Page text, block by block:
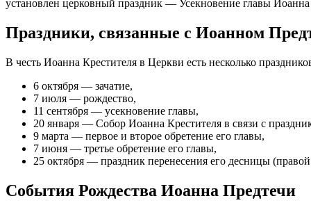
установлен церковный праздник — Усекновение главы
Праздники, связанные с Иоанном
В честь Иоанна Крестителя в Церкви есть несколько
6 октября — зачатие,
7 июля — рождество,
11 сентября — усекновение главы,
20 января — Собор Иоанна Крестителя в связи с
9 марта — первое и второе обретение его главы,
7 июня — третье обретение его главы,
25 октября — праздник перенесения его десницы
События Рождества Иоанна Предтечи